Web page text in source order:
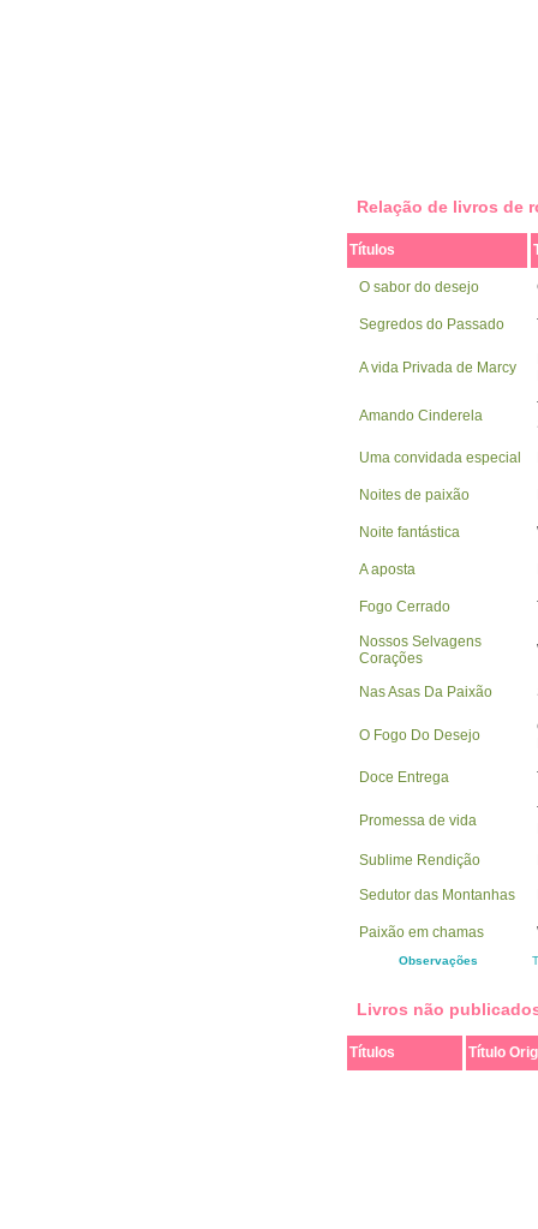
Relação de livros de
Títulos
Observações
O sabor do desejo
Segredos do Passado
A vida Privada de Marcy
Amando Cinderela
Uma convidada especial
Noites de paixão
Noite fantástica
A aposta
Fogo Cerrado
Nossos Selvagens
Corações
Nas Asas Da Paixão
O Fogo Do Desejo
Doce Entrega
Promessa de vida
Sublime Rendição
Sedutor das Montanhas
Paixão em chamas
Livros não
Títulos Título